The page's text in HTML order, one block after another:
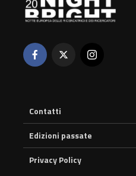
Contatti
Edizioni passate
Privacy Policy